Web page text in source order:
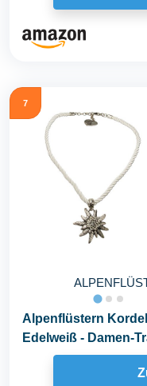
7
Alpenflüstern
Edelweiß - Damen-